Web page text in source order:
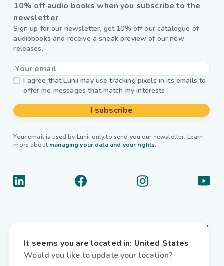
10% off audio books when you subscribe to the
newsletter
Sign up for our newsletter, get 10% off our catalogue of
audiobooks and receive a sneak preview of our new
releases.
I agree that Lunii may use tracking pixels in its emails to
offer me messages that match my interests.
I subscribe
Your email is used by Lunii only to send you our newsletter. Learn
more about managing your data and your rights.
Useful links
It seems you are located in: United States
Would you like to update your location?